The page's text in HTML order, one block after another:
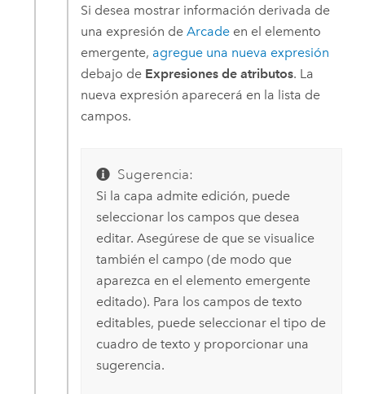
Si desea mostrar información derivada de
una expresión deArcade en el elemento
emergente, agregue una nueva expresión
debajo de Expresiones de atributos. La
nueva expresión aparecerá en la lista de
campos.
Sugerencia:
Si la capa admite edición, puede
seleccionar los campos que desea
editar. Asegúrese de que se visualice
también el campo (de modo que
aparezca en el elemento emergente
editado). Para los campos de texto
editables, puede seleccionar el tipo de
cuadro de texto y proporcionar una
sugerencia.